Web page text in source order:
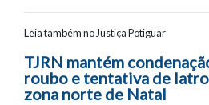
Leia também no Justiça Potiguar
Navegação
TJRN mantém
roubo e tentativa de
zona norte de Natal